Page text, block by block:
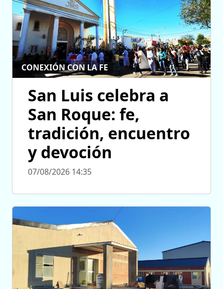
CONEXIÓN CON LA FE
San Luis celebra a
San Roque: fe,
tradición, encuentro
y devoción
07/08/2026 14:35